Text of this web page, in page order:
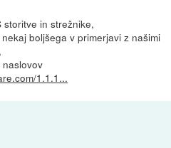
in strežnike,
boljšega v primerjavi z našimi
1.1.1...